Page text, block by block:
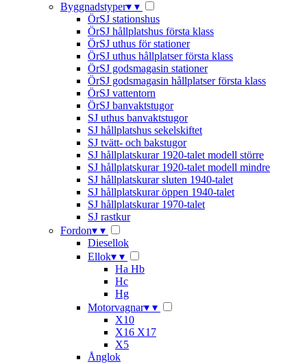
Byggnadstyper▾ ▾
ÖrSJ stationshus
ÖrSJ hållplatshus första klass
ÖrSJ uthus för stationer
ÖrSJ uthus hållplatser första klass
ÖrSJ godsmagasin stationer
ÖrSJ godsmagasin hållplatser första klass
ÖrSJ vattentorn
ÖrSJ banvaktstugor
SJ uthus banvaktstugor
SJ hållplatshus sekelskiftet
SJ tvätt- och bakstugor
SJ hållplatskurar 1920-talet modell större
SJ hållplatskurar 1920-talet modell mindre
SJ hållplatskurar sluten 1940-talet
SJ hållplatskurar öppen 1940-talet
SJ hållplatskurar 1970-talet
SJ rastkur
Fordon▾ ▾
Diesellok
Ellok▾ ▾
Ha Hb
Hc
Hg
Motorvagnar▾ ▾
X10
X16 X17
X5
Ånglok